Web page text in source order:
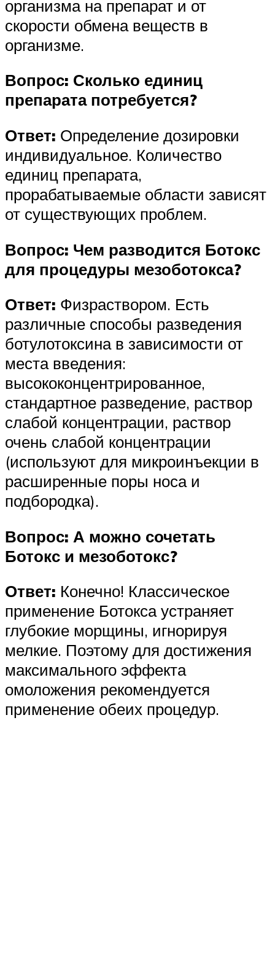
организма на препарат и от
скорости обмена веществ в
организме.
Вопрос: Сколько единиц
препарата потребуется?
Ответ: Определение дозировки
индивидуальное. Количество
единиц препарата,
прорабатываемые области зависят
от существующих проблем.
Вопрос: Чем разводится Ботокс
для процедуры мезоботокса?
Ответ: Физраствором. Есть
различные способы разведения
ботулотоксина в зависимости от
места введения:
высококонцентрированное,
стандартное разведение, раствор
слабой концентрации, раствор
очень слабой концентрации
(используют для микроинъекции в
расширенные поры носа и
подбородка).
Вопрос: А можно сочетать
Ботокс и мезоботокс?
Ответ: Конечно! Классическое
применение Ботокса устраняет
глубокие морщины, игнорируя
мелкие. Поэтому для достижения
максимального эффекта
омоложения рекомендуется
применение обеих процедур.